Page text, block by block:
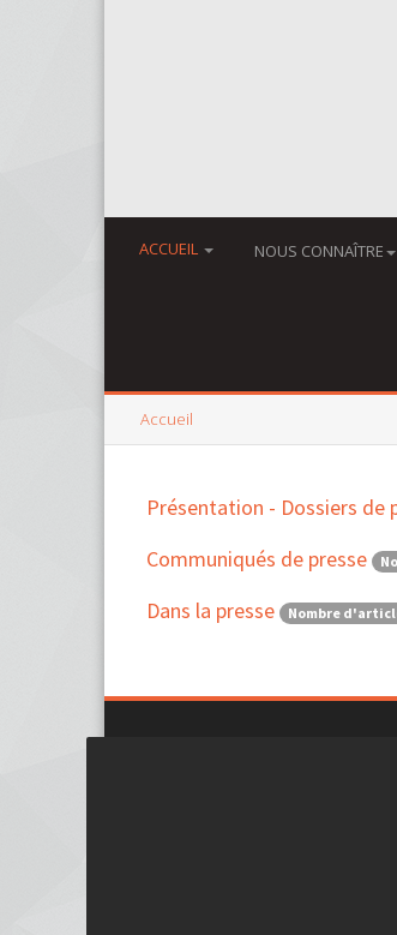
ACCUEIL NOUS CONNAÎTRE
Accueil
Présentation - Dossiers de
Communiqués de presse
Dans la presse Nombre